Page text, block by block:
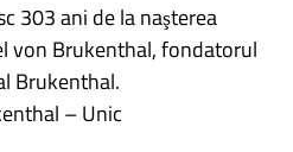
303 ani de la naşterea
von Brukenthal, fondatorul
Brukenthal.
– Unic